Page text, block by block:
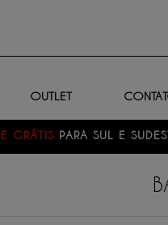
OUTLET
GRÁTIS PARA SUL E